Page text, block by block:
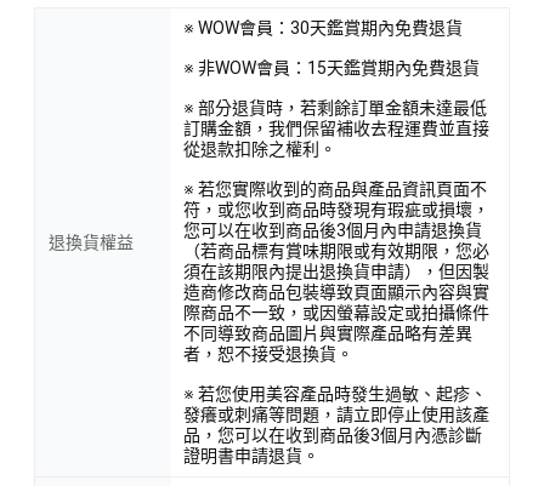
退換貨權益
※ WOW會員：30天鑑賞期內免費退貨
※ 非WOW會員：15天鑑賞期內免費退貨
※ 部分退貨時，若剩餘訂單金額未達最低
訂購金額，我們保留補收去程運費並直接
從退款扣除之權利。
※ 若您實際收到的商品與產品資訊頁面不
符，或您收到商品時發現有瑕疵或損壞，
您可以在收到商品後3個月內申請退換貨
（若商品標有賞味期限或有效期限，您必
須在該期限內提出退換貨申請），但因製
造商修改商品包裝導致頁面顯示內容與實
際商品不一致，或因螢幕設定或拍攝條件
不同導致商品圖片與實際產品略有差異
者，恕不接受退換貨。
※ 若您使用美容產品時發生過敏、起疹、
發癢或刺痛等問題，請立即停止使用該產
品，您可以在收到商品後3個月內憑診斷
證明書申請退貨。